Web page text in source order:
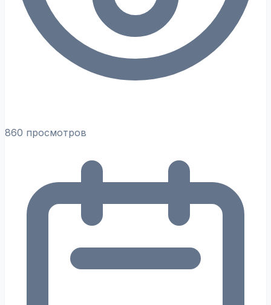
860 просмотров